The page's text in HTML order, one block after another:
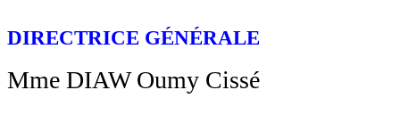
DIRECTRICE GÉNÉRALE
Mme DIAW Oumy Cissé